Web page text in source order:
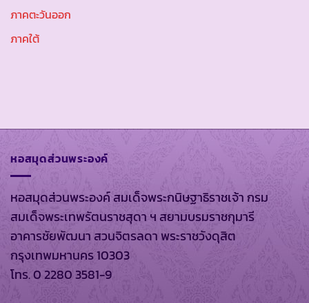
ภาคตะวันออก
ภาคใต้
หอสมุดส่วนพระองค์
หอสมุดส่วนพระองค์ สมเด็จพระกนิษฐาธิราชเจ้า กรม
สมเด็จพระเทพรัตนราชสุดา ฯ สยามบรมราชกุมารี
อาคารชัยพัฒนา สวนจิตรลดา พระราชวังดุสิต
กรุงเทพมหานคร 10303
โทร. 0 2280 3581-9